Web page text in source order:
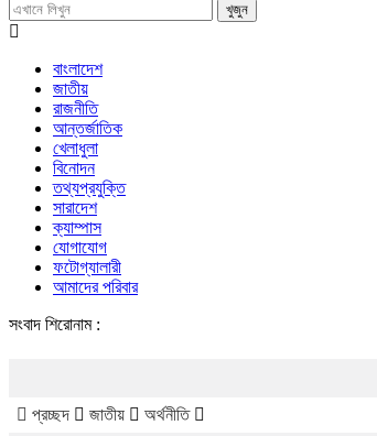
খুজুন
বাংলাদেশ
জাতীয়
রাজনীতি
আন্তর্জাতিক
খেলাধুলা
বিনোদন
তথ্যপ্রযুক্তি
সারাদেশ
ক্যাম্পাস
যোগাযোগ
ফটোগ্যালারী
আমাদের পরিবার
সংবাদ শিরোনাম :
প্রচ্ছদ জাতীয় অর্থনীতি